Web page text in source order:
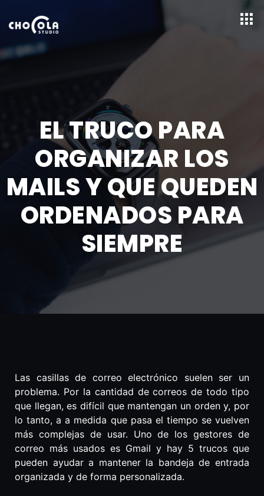
EL TRUCO PARA
ORGANIZAR LOS
MAILS Y QUE QUEDEN
ORDENADOS PARA
SIEMPRE
Las casillas de correo electrónico suelen ser un
problema. Por la cantidad de correos de todo tipo
que llegan, es difícil que mantengan un orden y, por
lo tanto, a a medida que pasa el tiempo se vuelven
más complejas de usar. Uno de los gestores de
correo más usados es Gmail y hay 5 trucos que
pueden ayudar a mantener la bandeja de entrada
organizada y de forma personalizada.